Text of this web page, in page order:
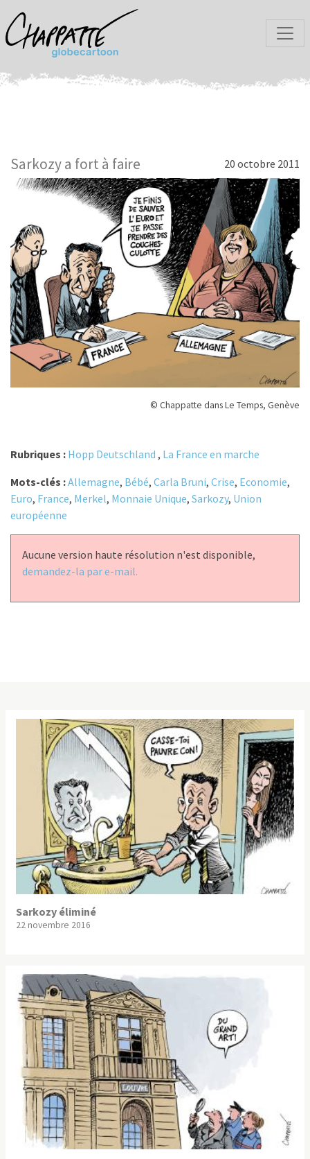
Sarkozy a fort à faire 20 octobre 2011
© Chappatte dans Le Temps, Genève
Rubriques : Hopp Deutschland , La France en marche
Mots-clés :Allemagne, Bébé, Carla Bruni, Crise, Economie,
Euro, France, Merkel, Monnaie Unique, Sarkozy, Union
européenne
Aucune version haute résolution n'est disponible,
demandez-la par e-mail.
Sarkozy éliminé
22 novembre 2016